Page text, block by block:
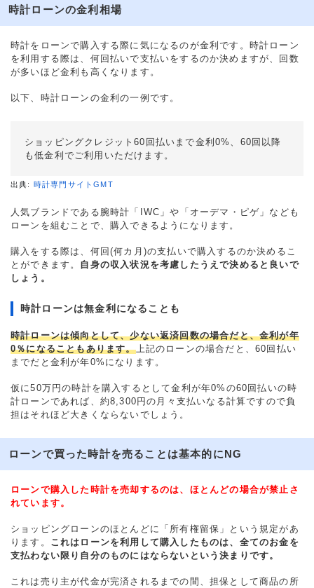
時計ローンの金利相場
時計をローンで購入する際に気になるのが金利です。時計ローン
を利用する際は、何回払いで支払いをするのか決めますが、回数
が多いほど金利も高くなります。
以下、時計ローンの金利の一例です。
ショッピングクレジット60回払いまで金利0%、60回以降
も低金利でご利用いただけます。
出典: 時計専門サイトGMT
人気ブランドである腕時計「IWC」や「オーデマ・ピゲ」なども
ローンを組むことで、購入できるようになります。
購入をする際は、何回(何カ月)の支払いで購入するのか決めるこ
とができます。 自身の収入状況を考慮したうえで決めると良いで
しょう。
時計ローンは無金利になることも
時計ローンは傾向として、少ない返済回数の場合だと、金利が年
0％になることもあります。上記のローンの場合だと、60回払い
までだと金利が年0%になります。
仮に50万円の時計を購入するとして金利が年0%の60回払いの時
計ローンであれば、約8,300円の月々支払いなる計算ですので負
担はそれほど大きくならないでしょう。
ローンで買った時計を売ることは基本的にNG
ローンで購入した時計を売却するのは、ほとんどの場合が禁止さ
れています。
ショッピングローンのほとんどに「所有権留保」という規定があ
ります。 これはローンを利用して購入したものは、全てのお金を
支払わない限り自分のものにはならないという決まりです。
これは売り主が代金が完済されるまでの間、担保として商品の所